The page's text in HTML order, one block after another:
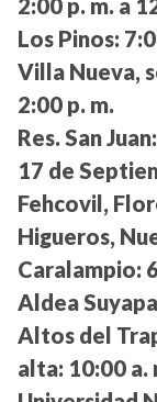
Los Pinos:
Villa Nueva,
2:00 p. m.
Res. San Juan:
17 de
Fehcovil,
Higueros,
Caralampio:
Aldea
Altos del
alta: 10:00 a.